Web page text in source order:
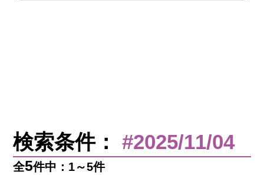
検索条件：#2025/11/04
全5件中：1～5件